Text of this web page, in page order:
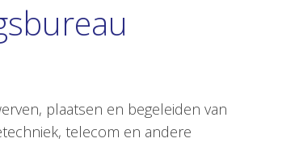
plaatsen en begeleiden van
telecom en andere